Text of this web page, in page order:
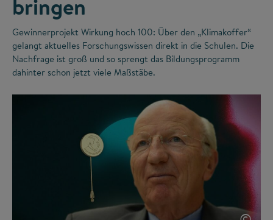
bringen
Gewinnerprojekt Wirkung hoch 100: Über den „Klimakoffer“
gelangt aktuelles Forschungswissen direkt in die Schulen. Die
Nachfrage ist groß und so sprengt das Bildungsprogramm
dahinter schon jetzt viele Maßstäbe.